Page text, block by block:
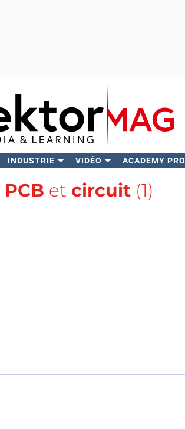
INDUSTRIE VIDÉO ACADEMY PRO
PCB et circuit (1)